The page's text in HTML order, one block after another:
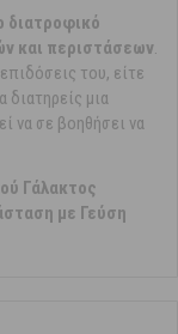
διατροφικό
και περιστάσεων.
του, είτε
διατηρείς μια
να σε βοηθήσει να
Γάλακτος
με Γεύση